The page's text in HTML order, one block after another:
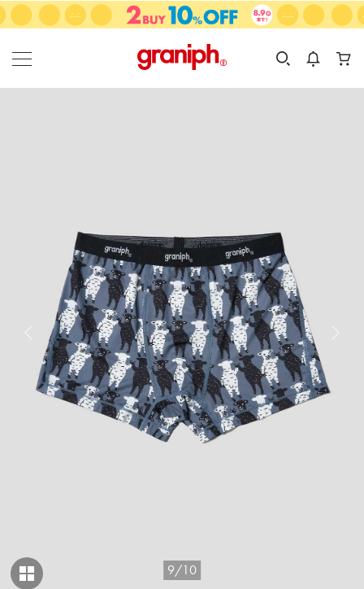
カテゴリーから探す
KIDS
カテゴリ
サイズ
9/10